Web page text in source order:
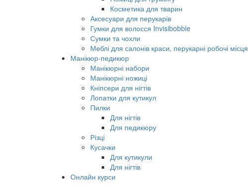
Косметика для тварин
Аксесуари для перукарів
Гумки для волосся Invisibobble
Сумки та чохли
Меблі для салонів краси, перукарні робочі місця
Манікюр-педикюр
Манікюрні набори
Манікюрні ножиці
Кніпсери для нігтів
Лопатки для кутикул
Пилки
Для нігтів
Для педикюру
Різці
Кусачки
Для кутикули
Для нігтів
Онлайн курси